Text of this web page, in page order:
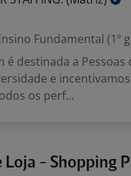
Fundamental (1º
é destinada a Pessoas
e
os perf...
Loja - Shopping